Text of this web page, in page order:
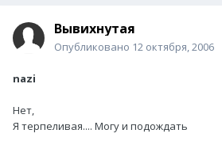
Вывихнутая
Опубликовано 12 октября, 2006
nazi
Нет,
Я терпеливая.... Могу и подождать